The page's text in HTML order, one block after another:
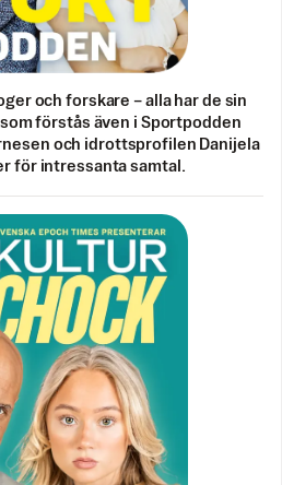
och forskare – alla har de sin
förstås även i Sportpodden
och idrottsprofilen Danijela
för intressanta samtal.